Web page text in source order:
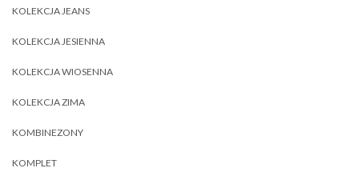
KOLEKCJA JEANS
KOLEKCJA JESIENNA
KOLEKCJA WIOSENNA
KOLEKCJA ZIMA
KOMBINEZONY
KOMPLET